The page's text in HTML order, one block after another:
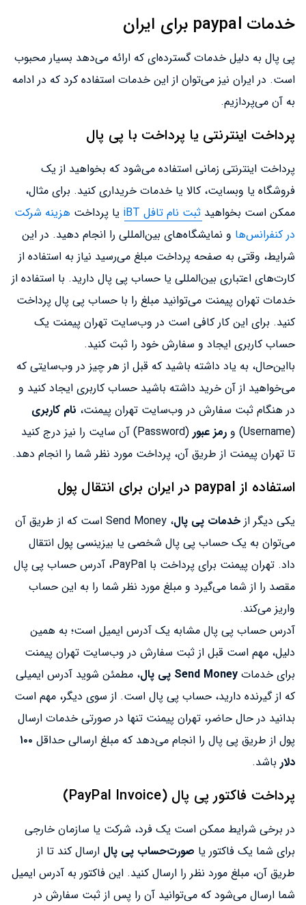
خدمات paypal برای ایران
پی پال به دلیل خدمات گسترده‌ای که ارائه می‌دهد بسیار محبوب
است. در ایران نیز می‌توان از این خدمات استفاده کرد که در ادامه
به آن می‌پردازیم.
پرداخت اینترنتی یا پرداخت با پی پال
پرداخت اینترنتی زمانی استفاده می‌شود که بخواهید از یک
فروشگاه یا وبسایت، کالا یا خدمات خریداری کنید. برای مثال،
ممکن است بخواهید ثبت نام تافل iBT یا پرداخت هزینه شرکت
در کنفرانس‌ها و نمایشگاه‌های بین‌المللی را انجام دهید. در این
شرایط، وقتی به صفحه پرداخت مبلغ می‌رسید نیاز به استفاده از
کارت‌های اعتباری بین‌المللی یا حساب پی پال دارید. با استفاده از
خدمات تهران پیمنت می‌توانید مبلغ را با حساب پی پال پرداخت
کنید. برای این کار کافی است در وب‌سایت تهران پیمنت یک
حساب کاربری ایجاد و سفارش خود را ثبت کنید.
با‌این‌حال، به یاد داشته باشید که قبل از هر چیز در وب‌سایتی که
می‌خواهید از آن خرید داشته باشید حساب کاربری ایجاد کنید و
در هنگام ثبت سفارش در وب‌سایت تهران پیمنت، نام کاربری
(Username) و
رمز عبور
(Password) آن سایت را نیز درج کنید
تا تهران پیمنت از طریق آن، پرداخت مورد نظر شما را انجام دهد.
استفاده از paypal در ایران برای انتقال پول
یکی دیگر از خدمات پی پال
، Send Money است که از طریق آن
می‌توان به یک حساب پی پال شخصی یا بیزینسی پول انتقال
داد. تهران پیمنت برای پرداخت با PayPal، آدرس حساب پی پال
مقصد را از شما می‌گیرد و مبلغ مورد نظر شما را به این حساب
واریز می‌کند.
آدرس حساب پی پال مشابه یک آدرس ایمیل است؛ به همین
دلیل، مهم است قبل از ثبت سفارش در وب‌سایت تهران پیمنت
برای خدمات Send Money پی پال
، مطمئن شوید آدرس ایمیلی
که از گیرنده دارید، حساب پی پال است. از سوی دیگر، مهم است
بدانید در حال حاضر، تهران پیمنت تنها در صورتی خدمات ارسال
پول از طریق پی پال را انجام می‌دهد که مبلغ ارسالی حداقل ۱۰۰
دلار باشد.
پرداخت فاکتور پی پال (PayPal Invoice)
در برخی شرایط ممکن است یک فرد، شرکت یا سازمان خارجی
برای شما یک فاکتور یا صورت‌حساب پی پال ارسال کند تا از
طریق آن، مبلغ مورد نظر را ارسال کنید. این فاکتور به آدرس ایمیل
شما ارسال می‌شود که می‌توانید آن را پس از ثبت سفارش در